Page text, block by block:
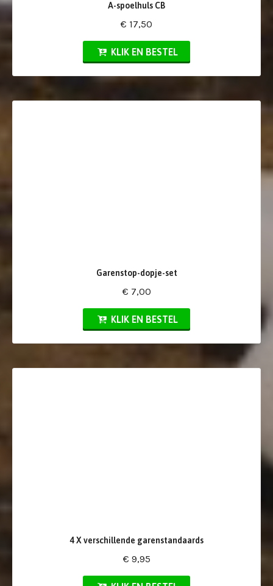
A-spoelhuls CB
€ 17,50
KLIK EN BESTEL
Garenstop-dopje-set
€ 7,00
KLIK EN BESTEL
4 X verschillende garenstandaards
€ 9,95